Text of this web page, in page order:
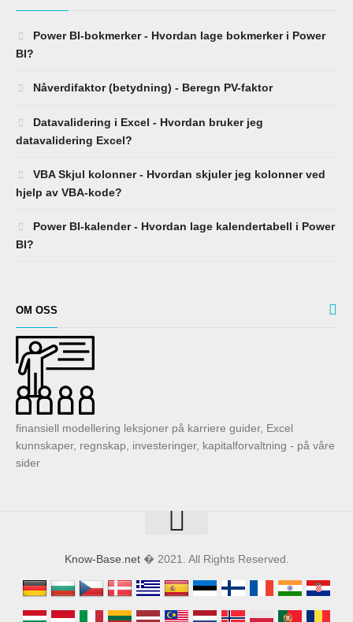
Power BI-bokmerker - Hvordan lage bokmerker i Power
BI?
Nåverdifaktor (betydning) - Beregn PV-faktor
Datavalidering i Excel - Hvordan bruker jeg
datavalidering Excel?
VBA Skjul kolonner - Hvordan skjuler jeg kolonner ved
hjelp av VBA-kode?
Power BI-kalender - Hvordan lage kalendertabell i Power
BI?
OM OSS
finansiell modellering leksjoner på karriere guider, Excel
kunnskaper, regnskap, investeringer, kapitalforvaltning - på våre
sider
Know-Base.net� 2021. All Rights Reserved.